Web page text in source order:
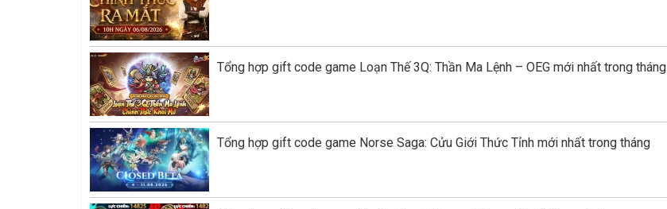
Tổng hợp gift code game Loạn Thế 3Q: Thần Ma Lệnh – OEG mới nhất trong tháng
Tổng hợp gift code game Norse Saga: Cửu Giới Thức Tỉnh mới nhất trong tháng